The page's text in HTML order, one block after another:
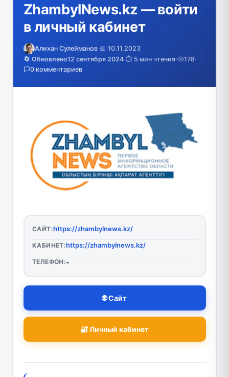
ZhambylNews.kz — войти
в личный кабинет
Алихан Сулейманов·📅 10.11.2023
🔄 Обновлено12 сентября 2024·⏱️ 5 мин чтения· 178·
0 комментариев
САЙТ:https://zhambylnews.kz/
КАБИНЕТ:https://zhambylnews.kz/
ТЕЛЕФОН:-
🌐 Сайт
🔐 Личный кабинет